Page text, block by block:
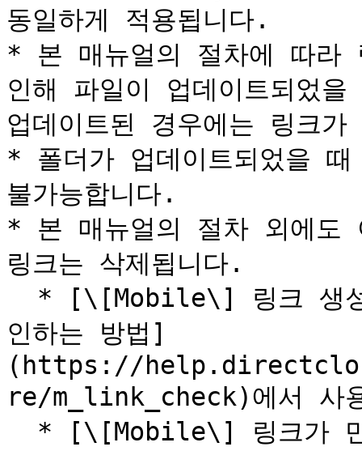
동일하게 적용됩니다.
* 본 매뉴얼의 절차에 따라
인해 파일이 업데이트되었
업데이트된 경우에는 링크
* 폴더가 업데이트되었을
불가능합니다.
* 본 매뉴얼의 절차 외에도
링크는 삭제됩니다.
인하는 방법]
(https://
re/m_link_check)에서 사